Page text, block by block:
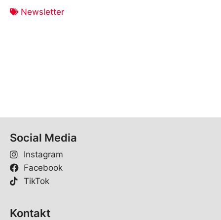
Newsletter
Social Media
Instagram
Facebook
TikTok
Kontakt